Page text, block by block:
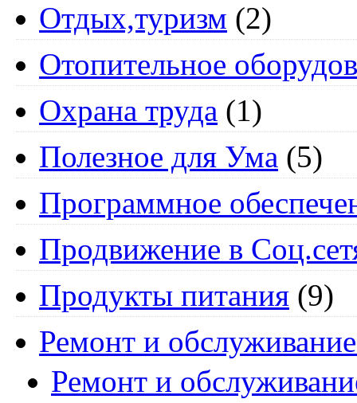
Отдых,туризм (2)
Отопительное
Охрана труда (1)
Полезное для Ума (5)
Программное
Продвижение в
Продукты питания (9)
Ремонт и
Ремонт и